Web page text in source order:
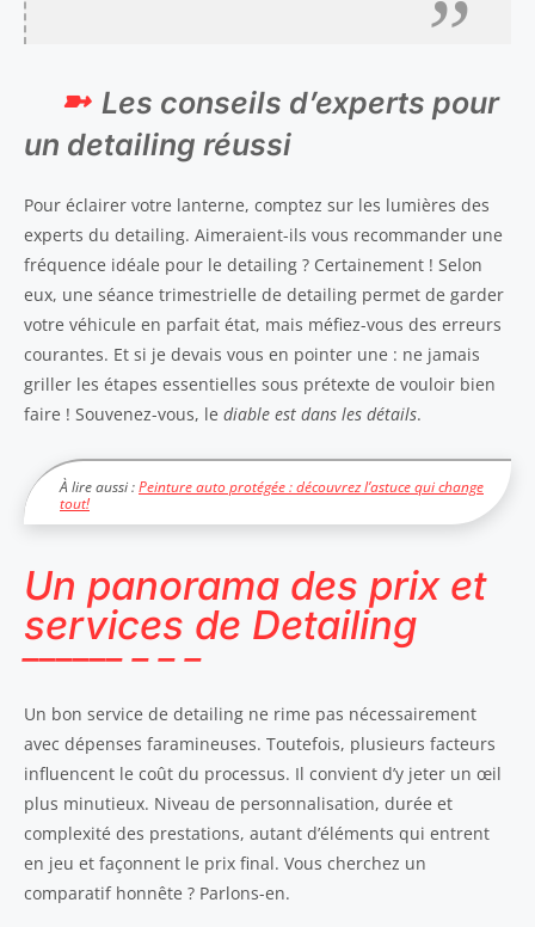
Les conseils d’experts pour
un detailing réussi
Pour éclairer votre lanterne, comptez sur les lumières des
experts du detailing. Aimeraient-ils vous recommander une
fréquence idéale pour le detailing ? Certainement ! Selon
eux, une séance trimestrielle de detailing permet de garder
votre véhicule en parfait état, mais méfiez-vous des erreurs
courantes. Et si je devais vous en pointer une : ne jamais
griller les étapes essentielles sous prétexte de vouloir bien
faire ! Souvenez-vous, le diable est dans les détails.
À lire aussi :Peinture auto protégée : découvrez l’astuce qui change
tout!
Un panorama des prix et
services de Detailing
Un bon service de detailing ne rime pas nécessairement
avec dépenses faramineuses. Toutefois, plusieurs facteurs
influencent le coût du processus. Il convient d’y jeter un œil
plus minutieux. Niveau de personnalisation, durée et
complexité des prestations, autant d’éléments qui entrent
en jeu et façonnent le prix final. Vous cherchez un
comparatif honnête ? Parlons-en.